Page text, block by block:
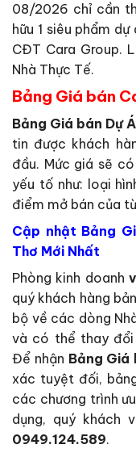
08/2026 chỉ cần
hữu 1 siêu phẩm
CĐT Cara Group.
Nhà Thực Tế.
Bảng Giá bán
Bảng Giá bán Dự
tin được khách
đầu. Mức giá sẽ
yếu tố như: loại
điểm mở bán của
Cập nhật Bảng
Thơ Mới Nhất
Phòng kinh doanh
quý khách hàng
bộ về các dòng
và có thể thay đổi
Để nhận Bảng Giá
xác tuyệt đối,
các chương trình
dụng, quý khách
0949.124.589.